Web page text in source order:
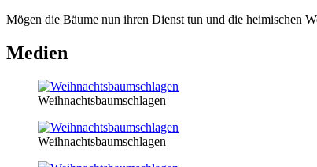
Mögen die Bäume nun ihren Dienst tun und die heimischen
Medien
Weihnachtsbaumschlagen
Weihnachtsbaumschlagen